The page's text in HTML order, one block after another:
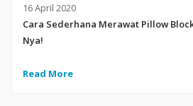
16 April 2020
Cara Sederhana Merawat Pillow
Nya!
Read More